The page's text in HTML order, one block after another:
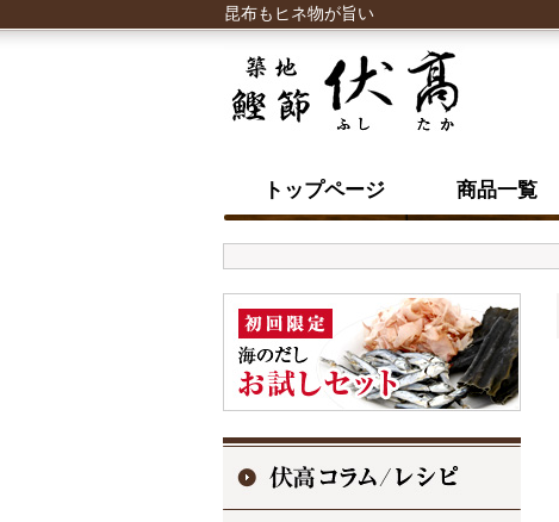
昆布もヒネ物が旨い
トップページ 商品一覧